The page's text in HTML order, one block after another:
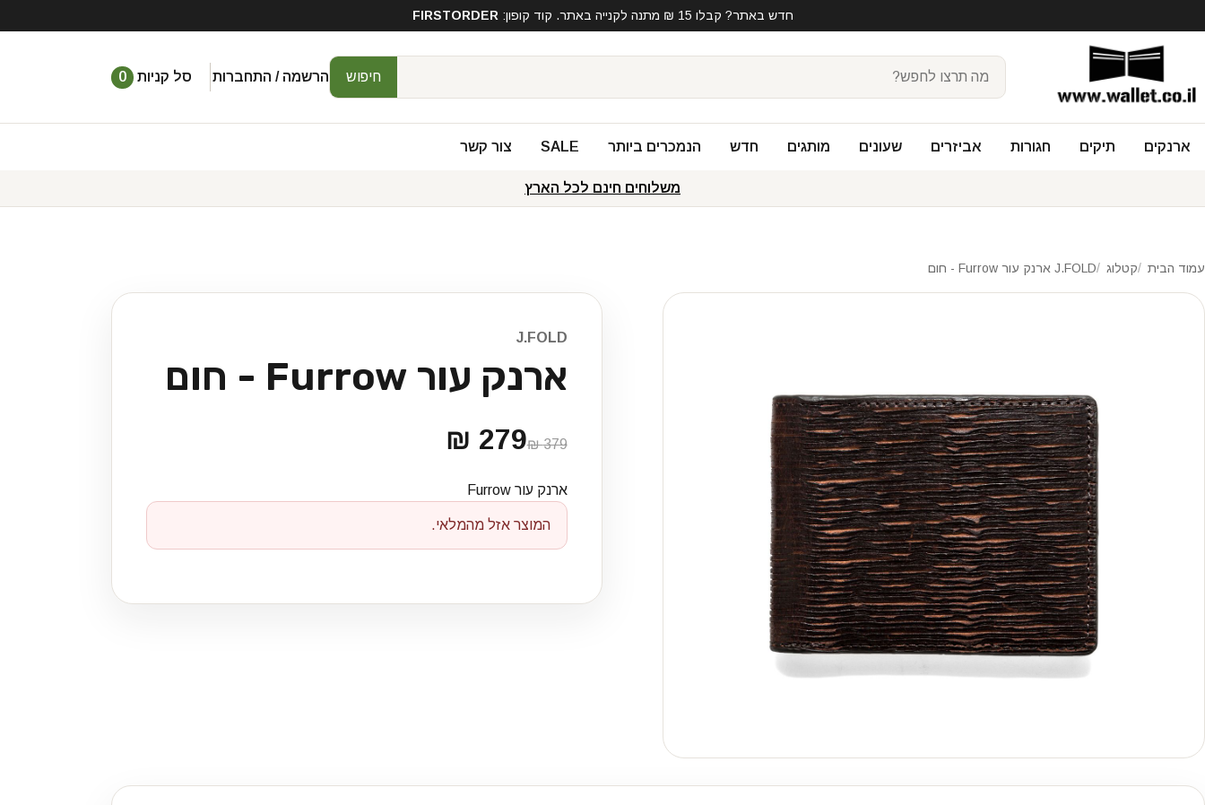
חדש באתר? קבלו 15 ₪ מתנה לקנייה באתר. קוד קופון: FIRSTORDER
חיפוש הרשמה / התחברות סל קניות 0
ארנקים תיקים חגורות אביזרים שעונים מותגים חדש הנמכרים ביותר SALE צור קשר
משלוחים חינם לכל הארץ
עמוד הבית קטלוג J.FOLD ארנק עור Furrow - חום
J.FOLD
ארנק עור Furrow - חום
379 ₪
279 ₪
ארנק עור Furrow
המוצר אזל מהמלאי.